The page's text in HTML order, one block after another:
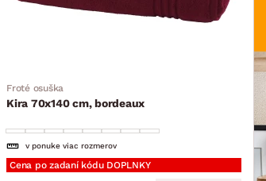
Froté osuška
Kira 70x140 cm, bordeaux
v ponuke viac rozmerov
Cena po zadaní kódu DOPLNKY